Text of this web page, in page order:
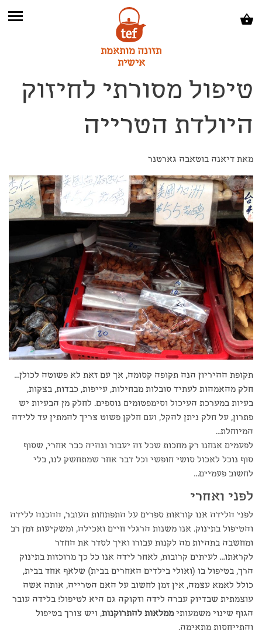
תזונה מותאמת
אישית
טיפול מסורתי לחיזוק
היולדת הטרייה
מאת דיאנה בוטאבה גארטנר
תקופת ההיריון הנה תקופה קסומה, אך עם זאת לא פשוטה לכולן…
חלק מהאמהות לעתיד סובלות מבחילות, עייפות, כבדות, בצקות,
בעיות במערכת העיכול וסימפטומים נוספים. לחלק מן הבעיות יש
פתרון, על חלק ניתן להקל, ועם חלקן פשוט צריך להמתין עד ללידה
המיוחלת…
לפעמים אנחנו רק מחכות שכל זה יעבור ונהיה כבר אחרי, שסוף
סוף נוכל לאכול סושי חופשי וכל דבר אחר שמתחשק לנו, בלי
לחשוב פעמיים…
לפני ואחרי
לפני הלידה אנו קוראות ספרים על התפתחות העובר, ההכנה ללידה
והטיפול בתינוק. אנו משנות הרגלי חיים ואכילה, ומשקיעות זמן רב
ומחשבה בתהיות מה לקנות עבורו ואיך לסדר את החדר
לקראתו… לעיתים קרובות, לאחר לידה אנו כל כך מרוכזות בתינוק
הרך, בטיפול בו (ואולי בילדים האחרים בבית) שלאף אחד בבית,
כולל לאמא עצמה, אין זמן לחשוב על האם הטרייה, אותה אשה
עוצמתית שבדיוק עברה לידה וזקוקה גם היא לטיפול! בלידה עובר
הגוף שינוי משמעותיממלאות להתרוקנות, ויש צורך בטיפול
והתייחסות מתאימה.